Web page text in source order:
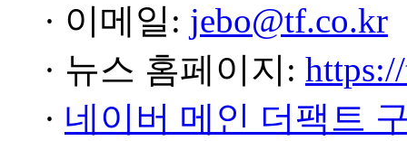
· 이메일: jebo@tf.co.kr
· 뉴스 홈페이지:
· 네이버 메인 더팩트